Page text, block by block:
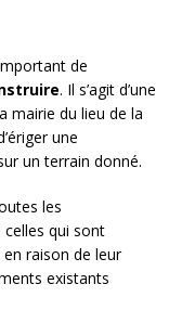
de
. Il s’agit d’une
mairie du lieu de la
une
un terrain donné.
les
celles qui sont
raison de leur
existants